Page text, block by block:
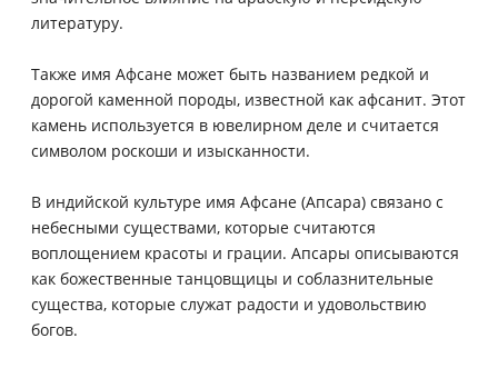
литературу.
Также имя Афсане может быть названием редкой и
дорогой каменной породы, известной как афсанит. Этот
камень используется в ювелирном деле и считается
символом роскоши и изысканности.
В индийской культуре имя Афсане (Апсара) связано с
небесными существами, которые считаются
воплощением красоты и грации. Апсары описываются
как божественные танцовщицы и соблазнительные
существа, которые служат радости и удовольствию
богов.